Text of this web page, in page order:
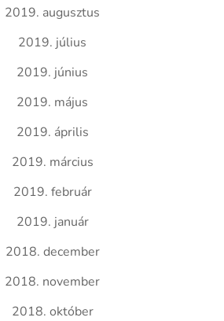
2019. augusztus
2019. július
2019. június
2019. május
2019. április
2019. március
2019. február
2019. január
2018. december
2018. november
2018. október